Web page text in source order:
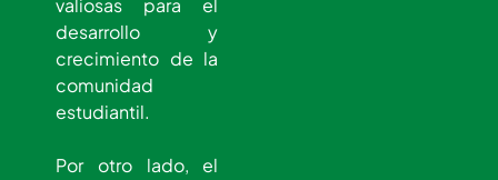
desarrollo y
crecimiento de la
comunidad
estudiantil.
Por otro lado, el